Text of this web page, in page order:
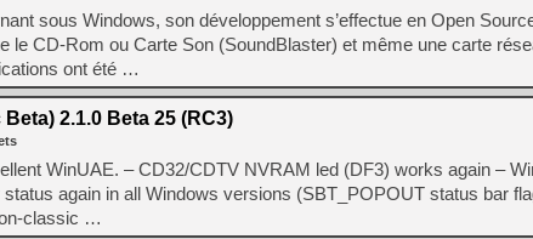
sous Windows, son développement s’effectue en Open
le CD-Rom ou Carte Son (SoundBlaster) et même une carte
ont été …
2.1.0 Beta 25 (RC3)
WinUAE. – CD32/CDTV NVRAM led (DF3) works again –
again in all Windows versions (SBT_POPOUT status bar
classic …